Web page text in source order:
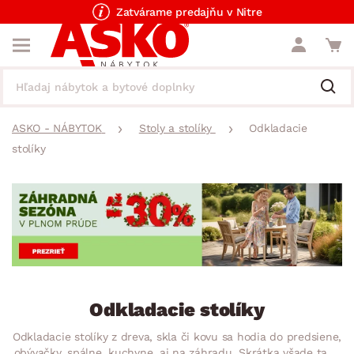
Zatvárame predajňu v Nitre
ASKO - NÁBYTOK Stoly a stolíky
Odkladacie
stolíky
Odkladacie stolíky
Odkladacie stolíky z dreva, skla či kovu sa hodia do predsiene,